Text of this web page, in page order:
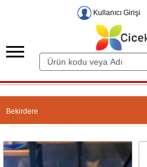
Kullanıcı Girişi
Bekirdere